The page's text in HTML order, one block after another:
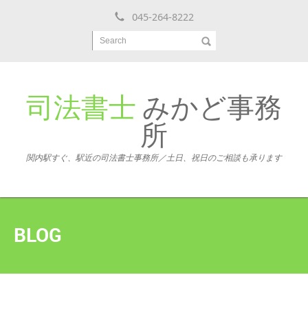
045-264-8222
Search
司法書士 みかど事務
所
関内駅すぐ、駅近の司法書士事務所／土日、祝日のご相談も承ります
BLOG